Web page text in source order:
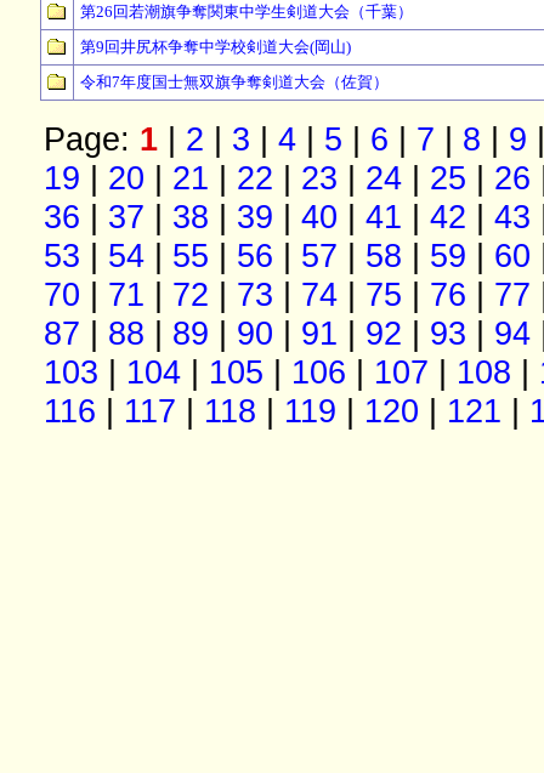
第26回若潮旗争奪関東中学生剣道大会（千葉）
第9回井尻杯争奪中学校剣道大会(岡山)
令和7年度国士無双旗争奪剣道大会（佐賀）
Page: 1| 2 | 3 | 4| 5 | 6 | 7 | 8 | 9
19 | 20 | 21 | 22 | 23 | 24| 25 | 26
36 | 37 | 38 | 39 | 40 | 41 | 42 | 43
53 | 54| 55 | 56 | 57 | 58 | 59 | 60
70 | 71 | 72 | 73 | 74| 75 | 76 | 77
87 | 88 | 89 | 90 | 91 | 92 | 93 | 94
103 | 104| 105 | 106 | 107 | 108 |
116 | 117 | 118 | 119 | 120 | 121 |